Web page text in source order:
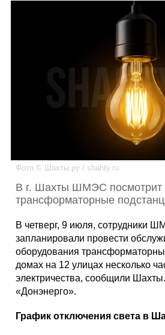
Каталог
Инфо
Гороскоп
Карты
Фотогалерея
Фото © Шахты.ру / shahty.ru
В г. Шахты ШМЭС посмотрит
трансформаторные
В четверг, 9 июля, сотрудники
запланировали провести
оборудования
домах на 12 улицах несколько
электричества, сообщили
«Донэнерго».
График отключения света в